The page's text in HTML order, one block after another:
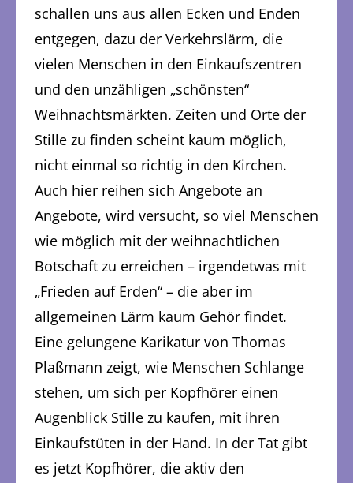
schallen uns aus allen Ecken und Enden
entgegen, dazu der Verkehrslärm, die
vielen Menschen in den Einkaufszentren
und den unzähligen „schönsten“
Weihnachtsmärkten. Zeiten und Orte der
Stille zu finden scheint kaum möglich,
nicht einmal so richtig in den Kirchen.
Auch hier reihen sich Angebote an
Angebote, wird versucht, so viel Menschen
wie möglich mit der weihnachtlichen
Botschaft zu erreichen – irgendetwas mit
„Frieden auf Erden“ – die aber im
allgemeinen Lärm kaum Gehör findet.
Eine gelungene Karikatur von Thomas
Plaßmann zeigt, wie Menschen Schlange
stehen, um sich per Kopfhörer einen
Augenblick Stille zu kaufen, mit ihren
Einkaufstüten in der Hand. In der Tat gibt
es jetzt Kopfhörer, die aktiv den